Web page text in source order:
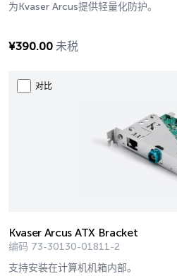
为Kvaser Arcus提供轻量化防护。
¥390.00 未税
对比
Kvaser Arcus ATX Bracket
编码 73-30130-01811-2
支持安装在计算机机箱内部。